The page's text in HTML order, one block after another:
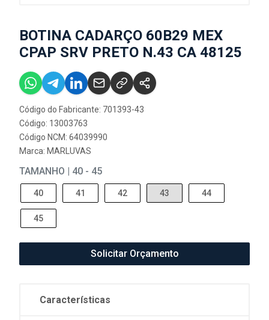
BOTINA CADARÇO 60B29 MEX
CPAP SRV PRETO N.43 CA 48125
Código do Fabricante: 701393-43
Código: 13003763
Código NCM: 64039990
Marca: MARLUVAS
TAMANHO | 40 - 45
40 41 42 43 44
45
Solicitar Orçamento
Características